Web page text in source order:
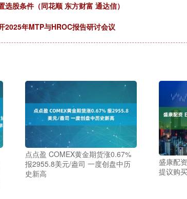
股条件（同花顺 东方财富 通达信）
2025年MTP与HROC报告研讨会议
点点盈 COMEX黄金期货涨0.67%
报2955.8美元/盎司 一度创盘中历
史新高
盛康配
提议购